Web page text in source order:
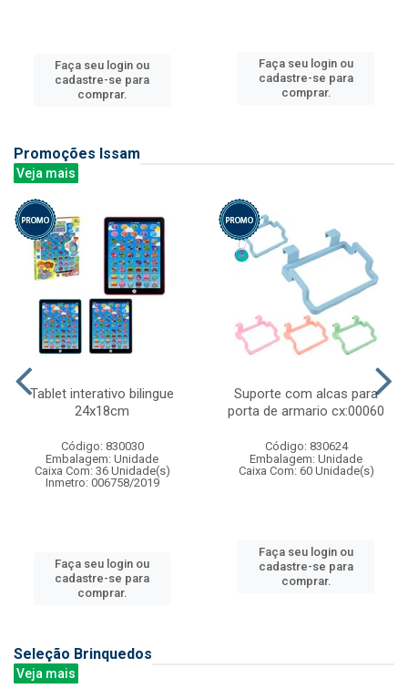
Faça seu login ou
cadastre-se para
comprar.
Faça seu login ou
cadastre-se para
comprar.
Promoções Issam
Veja mais
Tablet interativo bilingue
24x18cm
Código: 830030
Embalagem: Unidade
Caixa Com: 36 Unidade(s)
Inmetro: 006758/2019
Faça seu login ou
cadastre-se para
comprar.
Suporte com alcas para
porta de armario cx:00060
Código: 830624
Embalagem: Unidade
Caixa Com: 60 Unidade(s)
Faça seu login ou
cadastre-se para
comprar.
Seleção Brinquedos
Veja mais